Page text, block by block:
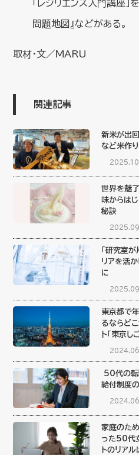
「レジリエンス入門講座」
問題地図』などがある。
取材・文／MARU
関連記事
新米が出回
など米作
世界を魅了
味からは
秘訣
「研究室
リアを活
に
東京都で
るならど
ト「東京し
50代の転
給付制度
家庭のた
った50代
トのリアル